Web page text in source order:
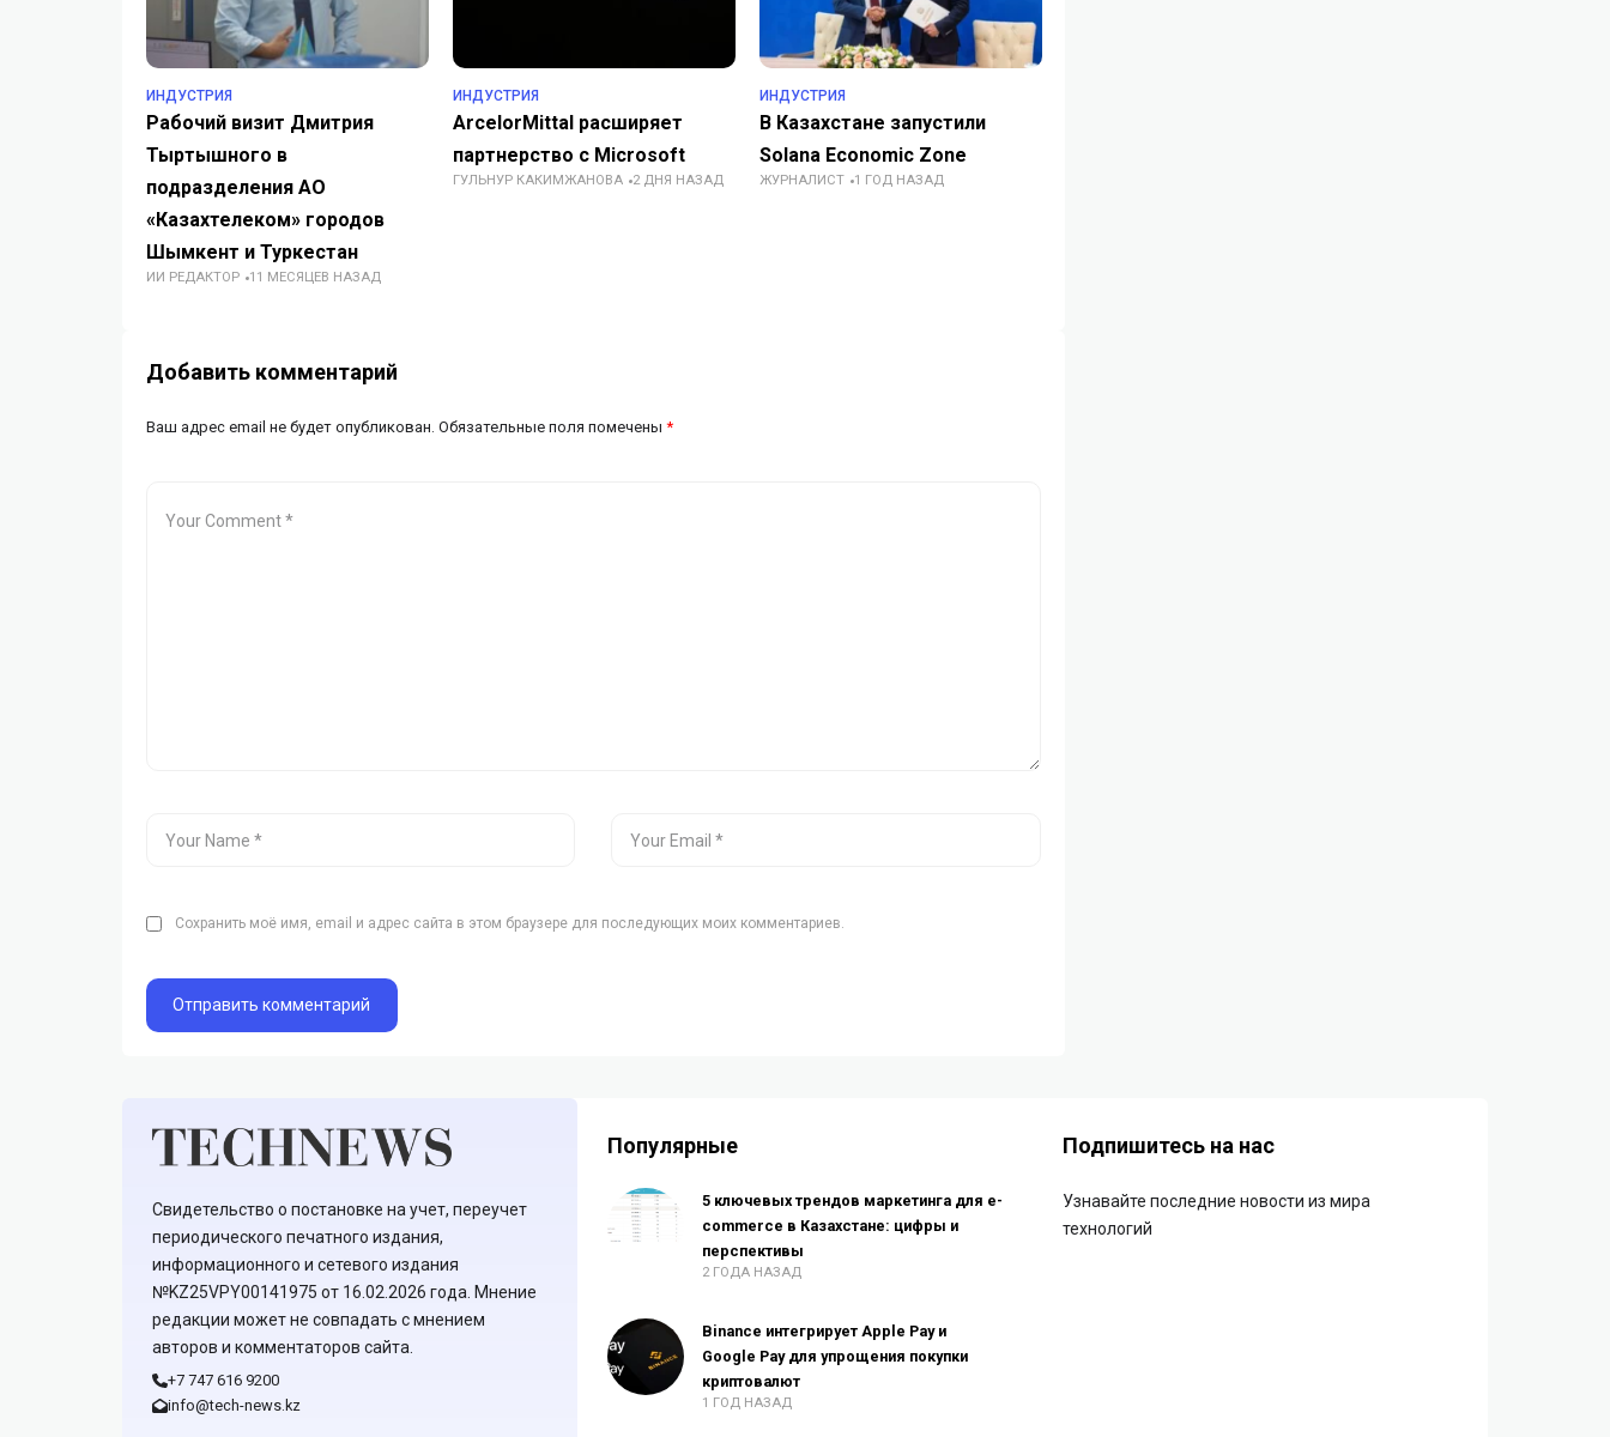
ИНДУСТРИЯ
Рабочий визит Дмитрия
Тыртышного в
подразделения АО
«Казахтелеком» городов
Шымкент и Туркестан
ИИ РЕДАКТОР 11 МЕСЯЦЕВ НАЗАД
ИНДУСТРИЯ
ArcelorMittal расширяет
партнерство с Microsoft
ГУЛЬНУР КАКИМЖАНОВА 2 ДНЯ НАЗАД
ИНДУСТРИЯ
В Казахстане запустили
Solana Economic Zone
ЖУРНАЛИСТ 1 ГОД НАЗАД
Добавить комментарий
Ваш адрес email не будет опубликован. Обязательные поля помечены *
Сохранить моё имя, email и адрес сайта в этом браузере для последующих моих комментариев.
Свидетельство о постановке на учет, переучет
периодического печатного издания,
информационного и сетевого издания
№KZ25VPY00141975 от 16.02.2026 года. Мнение
редакции может не совпадать с мнением
авторов и комментаторов сайта.
+7 747 616 9200
info@tech-news.kz
Популярные
5 ключевых трендов маркетинга для e-
commerce в Казахстане: цифры и
перспективы
2 ГОДА НАЗАД
Binance интегрирует Apple Pay и
Google Pay для упрощения покупки
криптовалют
1 ГОД НАЗАД
Подпишитесь на нас
Узнавайте последние новости из мира
технологий